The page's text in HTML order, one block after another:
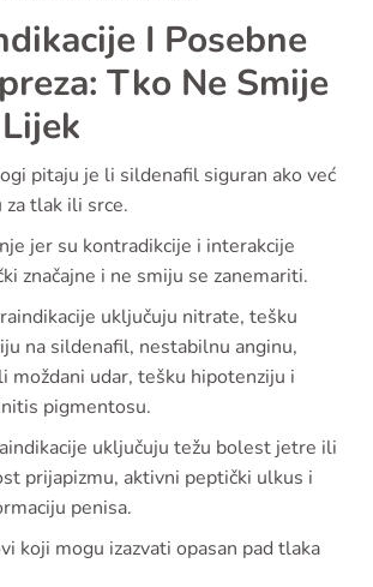
I Posebne
Tko Ne Smije
pitaju je li sildenafil siguran ako već
tlak ili srce.
jer su kontradikcije i interakcije
značajne i ne smiju se zanemariti.
uključuju nitrate, tešku
na sildenafil, nestabilnu anginu,
moždani udar, tešku hipotenziju i
pigmentosu.
uključuju težu bolest jetre ili
prijapizmu, aktivni peptički ulkus i
penisa.
koji mogu izazvati opasan pad tlaka